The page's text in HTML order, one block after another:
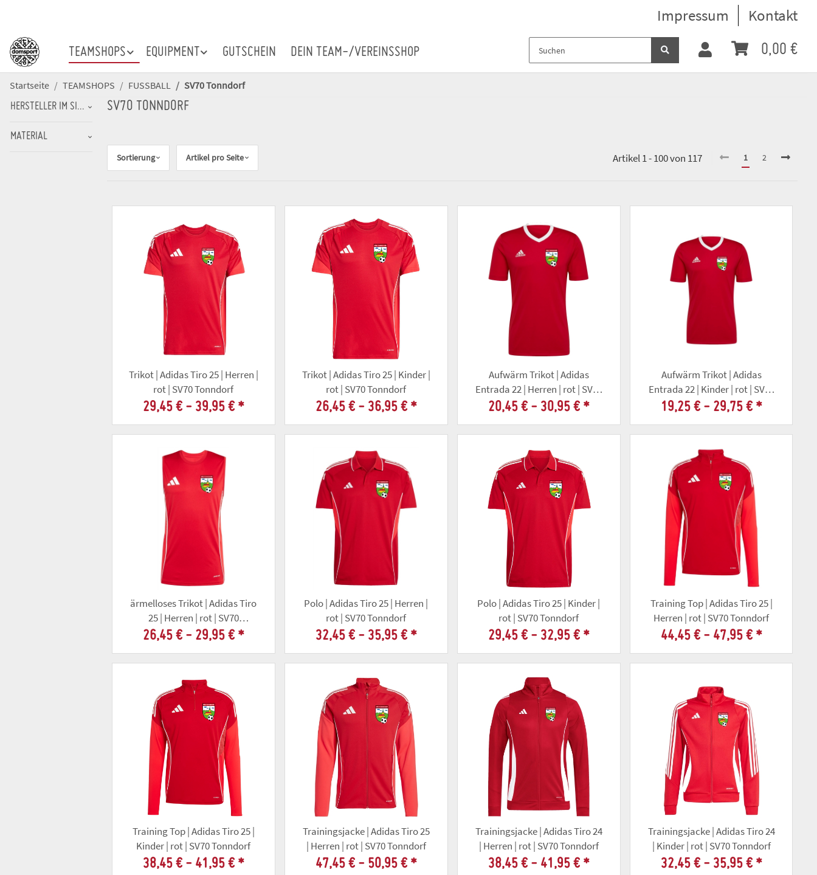
Impressum Kontakt
0,00 €
TEAMSHOPS EQUIPMENT GUTSCHEIN DEIN TEAM-/VEREINSSHOP
Startseite TEAMSHOPS FUSSBALL SV70 Tonndorf
SV70 TONNDORF
Sortierung Artikel pro Seite Artikel 1 - 100 von 117 1 2
Trikot | Adidas Tiro 25 | Herren |
rot | SV70 Tonndorf
29,45 € - 39,95 € *
Trikot | Adidas Tiro 25 | Kinder |
rot | SV70 Tonndorf
26,45 € - 36,95 € *
Aufwärm Trikot | Adidas
Entrada 22 | Herren | rot | SV70
Tonndorf
20,45 € - 30,95 € *
Aufwärm Trikot | Adidas
Entrada 22 | Kinder | rot | SV70
Tonndorf
19,25 € - 29,75 € *
ärmelloses Trikot | Adidas Tiro
25 | Herren | rot | SV70
Tonndorf
26,45 € - 29,95 € *
Polo | Adidas Tiro 25 | Herren |
rot | SV70 Tonndorf
32,45 € - 35,95 € *
Polo | Adidas Tiro 25 | Kinder |
rot | SV70 Tonndorf
29,45 € - 32,95 € *
Training Top | Adidas Tiro 25 |
Herren | rot | SV70 Tonndorf
44,45 € - 47,95 € *
Training Top | Adidas Tiro 25 |
Kinder | rot | SV70 Tonndorf
38,45 € - 41,95 € *
Trainingsjacke | Adidas Tiro 25
| Herren | rot | SV70 Tonndorf
47,45 € - 50,95 € *
Trainingsjacke | Adidas Tiro 24
| Herren | rot | SV70 Tonndorf
38,45 € - 41,95 € *
Trainingsjacke | Adidas Tiro 24
| Kinder | rot | SV70 Tonndorf
32,45 € - 35,95 € *
HERSTELLER IM SINNE DER PRODUKTSICHERHEITSVERORDNUNG (GPSR)
MATERIAL